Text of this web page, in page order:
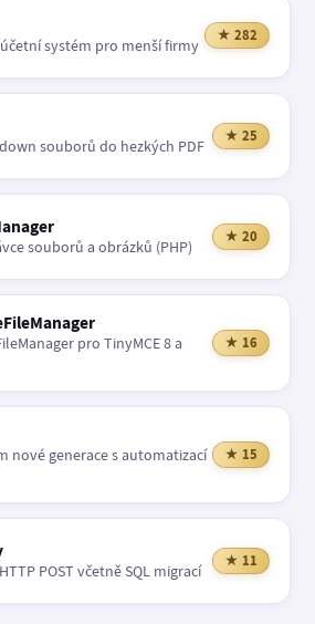
systém pro menší firmy
★ 282
souborů do hezkých PDF
★ 25
souborů a obrázků (PHP)
★ 20
pro TinyMCE 8 a
★ 16
nové generace s automatizací
★ 15
POST včetně SQL migrací
★ 11